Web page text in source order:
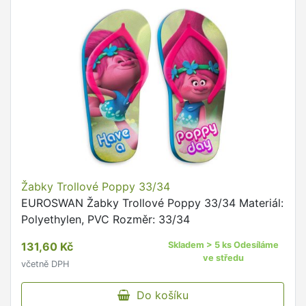
Žabky Trollové Poppy 33/34
EUROSWAN Žabky Trollové Poppy 33/34 Materiál:
Polyethylen, PVC Rozměr: 33/34
131,60 Kč
včetně DPH
Skladem > 5 ks Odesíláme
ve středu
Do košíku